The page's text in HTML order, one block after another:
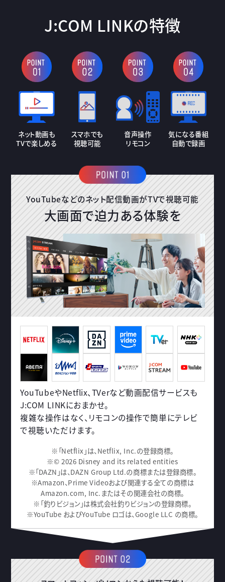
J:COM LINKの特徴
ネット動画も
TVで楽しめる
スマホでも
視聴可能
音声操作
リモコン
気になる番組
自動で録画
YouTubeなどのネット配信動画がTVで視聴可能
大画面で迫力ある体験を
YouTubeやNetflix、TVerなど動画配信サービスも
J:COM LINKにおまかせ。
複雑な操作はなく、リモコンの操作で簡単にテレビ
で視聴いただけます。
※「Netflix」は、Netflix, Inc.の登録商標。
※© 2026 Disney and its related entities
※「DAZN」は、DAZN Group Ltd.の商標または登録商標。
※Amazon、Prime Videoおよび関連する全ての商標は
Amazon.com, Inc.またはその関連会社の商標。
※「釣りビジョン」は株式会社釣りビジョンの登録商標。
※YouTube およびYouTube ロゴは、Google LLC の商標。